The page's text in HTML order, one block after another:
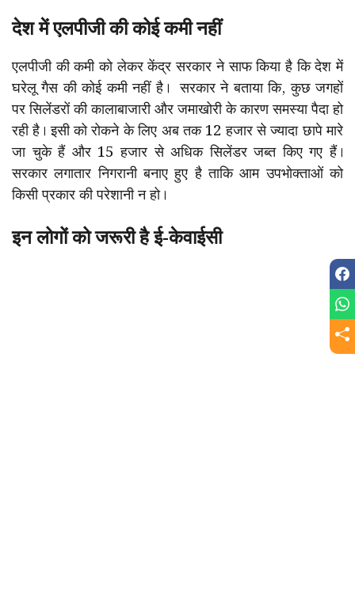
देश में एलपीजी की कोई कमी नहीं
एलपीजी की कमी को लेकर केंद्र सरकार ने साफ किया है कि देश में
घरेलू गैस की कोई कमी नहीं है। सरकार ने बताया कि, कुछ जगहों
पर सिलेंडरों की कालाबाजारी और जमाखोरी के कारण समस्या पैदा हो
रही है। इसी को रोकने के लिए अब तक 12 हजार से ज्यादा छापे मारे
जा चुके हैं और 15 हजार से अधिक सिलेंडर जब्त किए गए हैं।
सरकार लगातार निगरानी बनाए हुए है ताकि आम उपभोक्ताओं को
किसी प्रकार की परेशानी न हो।
इन लोगों को जरूरी है ई-केवाईसी